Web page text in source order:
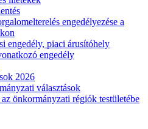
engedélyezése a
engedély, piaci árusítóhely
engedély
2026
választások
önkormányzati régiók testületébe